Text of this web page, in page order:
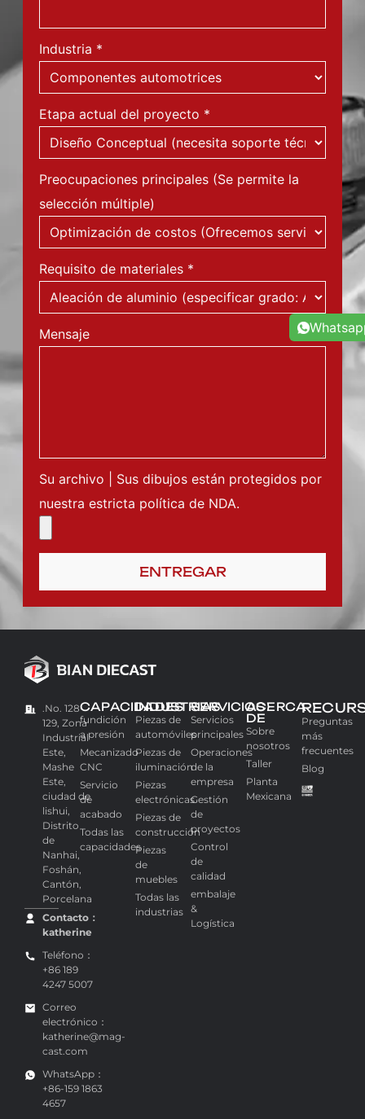
Industria *
Etapa actual del proyecto *
Preocupaciones principales (Se permite la
selección múltiple)
Requisito de materiales *
Mensaje
Su archivo | Sus dibujos están protegidos por
nuestra estricta política de NDA.
ENTREGAR
.No. 128-
129, Zona
Industrial
Este,
Mashe
Este,
ciudad de
lishui,
Distrito
de
Nanhai,
Foshán,
Cantón,
Porcelana
Contacto：
katherine
Teléfono：
+86 189
4247 5007
Correo
electrónico：
katherine@mag-
cast.com
WhatsApp：
+86-159 1863
4657
CAPACIDADES
fundición
a presión
Mecanizado
CNC
Servicio
de
acabado
Todas las
capacidades
INDUSTRIAS
Piezas de
automóviles
Piezas de
iluminación
Piezas
electrónicas
Piezas de
construcción
Piezas
de
muebles
Todas las
industrias
SERVICIOS
Servicios
principales
Operaciones
de la
empresa
Gestión
de
proyectos
Control
de
calidad
embalaje
&
Logística
ACERCA
DE
Sobre
nosotros
Taller
Planta
Mexicana
Preguntas
más
frecuentes
Blog